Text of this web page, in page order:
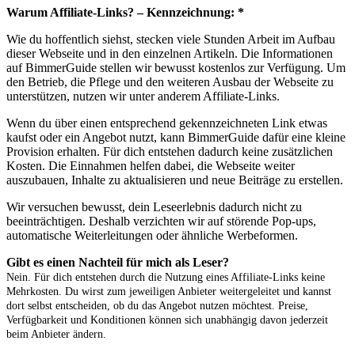
Warum Affiliate-Links? – Kennzeichnung: *
Wie du hoffentlich siehst, stecken viele Stunden Arbeit im Aufbau
dieser Webseite und in den einzelnen Artikeln. Die Informationen
auf BimmerGuide stellen wir bewusst kostenlos zur Verfügung. Um
den Betrieb, die Pflege und den weiteren Ausbau der Webseite zu
unterstützen, nutzen wir unter anderem Affiliate-Links.
Wenn du über einen entsprechend gekennzeichneten Link etwas
kaufst oder ein Angebot nutzt, kann BimmerGuide dafür eine kleine
Provision erhalten. Für dich entstehen dadurch keine zusätzlichen
Kosten. Die Einnahmen helfen dabei, die Webseite weiter
auszubauen, Inhalte zu aktualisieren und neue Beiträge zu erstellen.
Wir versuchen bewusst, dein Leseerlebnis dadurch nicht zu
beeinträchtigen. Deshalb verzichten wir auf störende Pop-ups,
automatische Weiterleitungen oder ähnliche Werbeformen.
Gibt es einen Nachteil für mich als Leser?
Nein. Für dich entstehen durch die Nutzung eines Affiliate-Links keine
Mehrkosten. Du wirst zum jeweiligen Anbieter weitergeleitet und kannst
dort selbst entscheiden, ob du das Angebot nutzen möchtest. Preise,
Verfügbarkeit und Konditionen können sich unabhängig davon jederzeit
beim Anbieter ändern.